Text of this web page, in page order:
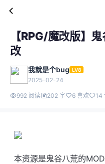
【RPG/魔改版】
改
我就是个bug LV8
2025-02-24
992 阅读 202 字 6 喜欢 14
本资源是鬼谷八荒的